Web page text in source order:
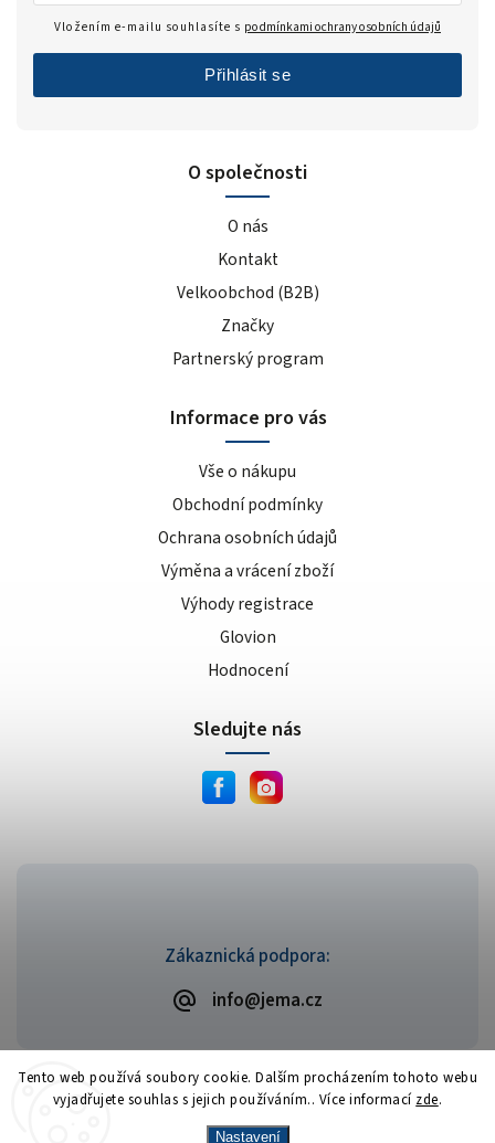
Tento web používá soubory cookie. Dalším procházením tohoto webu
vyjadřujete souhlas s jejich používáním.. Více informací zde.
Nastavení
Zákaznická podpora:
info@jema.cz
O společnosti
O nás
Kontakt
Velkoobchod (B2B)
Značky
Partnerský program
Informace pro vás
Vše o nákupu
Obchodní podmínky
Ochrana osobních údajů
Výměna a vrácení zboží
Výhody registrace
Glovion
Hodnocení
Vložením e-mailu souhlasíte s podmínkami ochrany osobních údajů
Přihlásit se
Sledujte nás
Copyright 2026JEMA.cz. Všechna práva vyhrazena.
VytvořilShoptet| Design